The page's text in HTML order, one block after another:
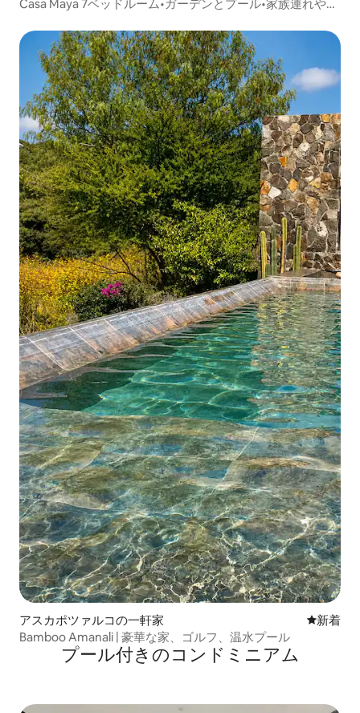
Casa Maya 7ベッドルーム•ガーデンとプール•家族連れやグ
アスカポツァルコの一軒家 新しい宿
新着
Bamboo Amanali | 豪華な家、ゴルフ、温水プール
プール付きのコンドミニアム